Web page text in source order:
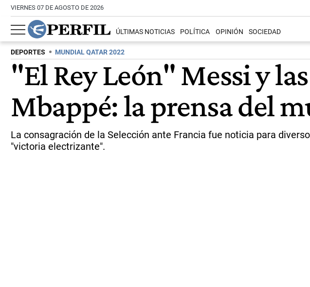
VIERNES 07 DE AGOSTO DE 2026
ÚLTIMAS NOTICIAS POLÍTICA OPINIÓN SOCIEDAD
DEPORTES MUNDIAL QATAR 2022
"El Rey León" Messi y
Mbappé: la prensa del
La consagración de la Selección ante Francia fue noticia para
"victoria electrizante".